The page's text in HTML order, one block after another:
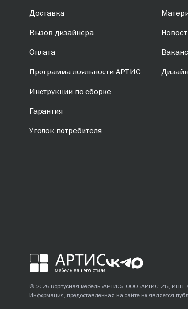
Доставка
Вызов дизайнера
Оплата
Программа лояльности АРТИС
Инструкции по сборке
Гарантия
Уголок потребителя
© 2026 Корпусная мебель «АРТИС». ООО «АРТИС 21»,
Информация, предоставленная на сайте не является